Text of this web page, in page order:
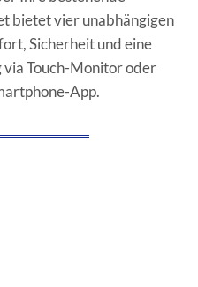
bietet vier unabhängigen
Sicherheit und eine
Touch-Monitor oder
App.